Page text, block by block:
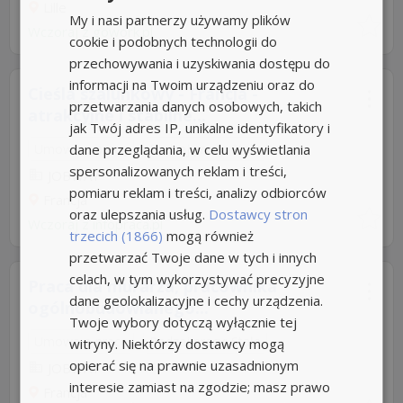
Wczorajz gowork.pl
Cieśla szalunkowy - Francja -
atrakcyjne i stabilne...
Umowa o pracę Rodzaj pracy: Stała
JOBWAY
Francja
Wczoraj zinfopraca.pl
Praca dla murarza, pracownika
ogólnobudowlanego...
Umowa o pracę Rodzaj pracy: Stała
JOBWAY
Francja
My i nasi partnerzy używamy plików
cookie i podobnych technologii do
przechowywania i uzyskiwania dostępu do
informacji na Twoim urządzeniu oraz do
przetwarzania danych osobowych, takich
jak Twój adres IP, unikalne identyfikatory i
dane przeglądania, w celu wyświetlania
spersonalizowanych reklam i treści,
pomiaru reklam i treści, analizy odbiorców
oraz ulepszania usług. Dostawcy stron
trzecich (1866) mogą również
przetwarzać Twoje dane w tych i innych
celach, w tym wykorzystywać precyzyjne
dane geolokalizacyjne i cechy urządzenia.
Twoje wybory dotyczą wyłącznie tej
witryny. Niektórzy dostawcy mogą
opierać się na prawnie uzasadnionym
interesie zamiast na zgodzie; masz prawo